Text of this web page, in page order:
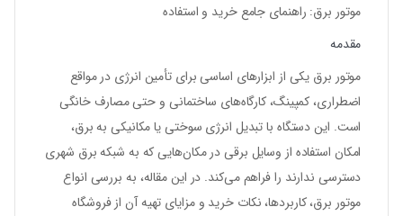
موتور برق: راهنمای جامع خرید و استفاده
مقدمه
موتور برق یکی از ابزارهای اساسی برای تأمین انرژی در مواقع
اضطراری، کمپینگ، کارگاه‌های ساختمانی و حتی مصارف خانگی
است. این دستگاه با تبدیل انرژی سوختی یا مکانیکی به برق،
امکان استفاده از وسایل برقی در مکان‌هایی که به شبکه برق شهری
دسترسی ندارند را فراهم می‌کند. در این مقاله، به بررسی انواع
موتور برق، کاربردها، نکات خرید و مزایای تهیه آن از فروشگاه